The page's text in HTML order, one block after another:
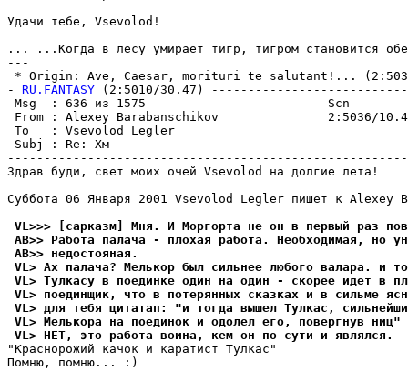
Удачи тебе, Vsevolod!
... ...Когда в лесу умирает тигр, тигром становится
---
* Origin: Ave, Caesar, morituri te salutant!...
- RU.FANTASY (2:5010/30.47)
Msg  : 636 из 1575
From : Alexey Barabanschikov               2:5036/
To   : Vsevolod Legler
Subj :
Здрав буди, свет моих очей Vsevolod на долгие лета!
Суббота 06 Января 2001 Vsevolod Legler пишет к Alexey
VL>>> [сарказм] Мня. И Моргорта не он в первый раз
AB>> Работа палача - плохая работа. Hеобходимая, но
AB>> недостояная.
VL> Ах палача? Мелькор был сильнее любого валара. и
VL> Тyлкасy в поединке один на один - скорее идет в
VL> поединщик, что в потерянных сказках и в сильме
VL> для тебя цитатап: "и тогда вышел Тyлкас,
VL> Мелькора на поединок и одолел его, повергнyв ниц"
VL> НЕТ, это работа воина, кем он по сyти и являлся.
"Краснорожий качок и каратист Тулкас"
Помню, помню... :)